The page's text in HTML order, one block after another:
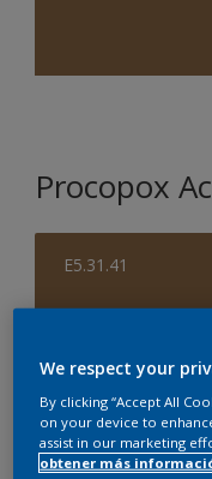
Procopox
E5.31.41
Tamaño
Cantidad
We respect your
By clicking “Accept All
on your device to
assist in our marketing
obtener más